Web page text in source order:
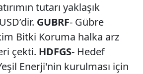
tutarı yaklaşık
GUBRF- Gübre
Bitki Koruma halka arz
çekti. HDFGS- Hedef
Enerji'nin kurulması için